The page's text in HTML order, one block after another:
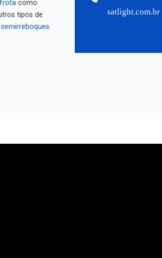
frota como
tipos de
semirreboques.
satlight.com.br